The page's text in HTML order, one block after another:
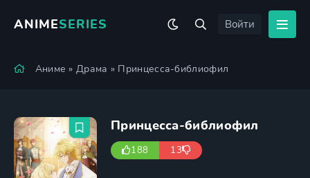
ANIMESERIES Войти
Аниме »Драма » Принцесса-библиофил
Принцесса-библиофил
188 13